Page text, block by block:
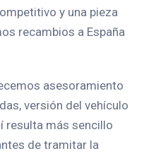
y una pieza
recambios a España
asesoramiento
versión del vehículo
resulta más sencillo
de tramitar la